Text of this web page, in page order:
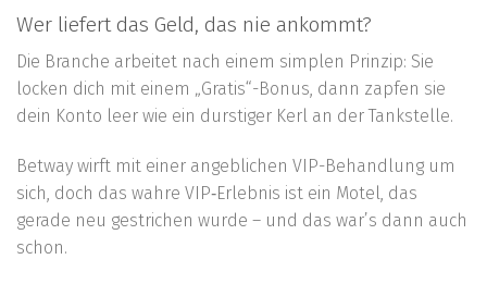
Wer liefert das Geld, das nie ankommt?
Die Branche arbeitet nach einem simplen Prinzip: Sie
locken dich mit einem „Gratis“-Bonus, dann zapfen sie
dein Konto leer wie ein durstiger Kerl an der Tankstelle.
Betway wirft mit einer angeblichen VIP-Behandlung um
sich, doch das wahre VIP‑Erlebnis ist ein Motel, das
gerade neu gestrichen wurde – und das war’s dann auch
schon.